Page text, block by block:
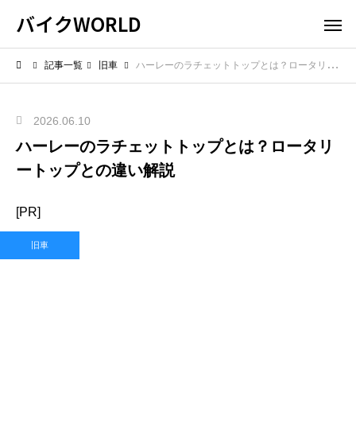
バイクWORLD
記事一覧 旧車 ハーレーのラチェットトップとは？ロータリートップとの違い解説
2026.06.10
ハーレーのラチェットトップとは？ロータリ
ートップとの違い解説
[PR]
旧車